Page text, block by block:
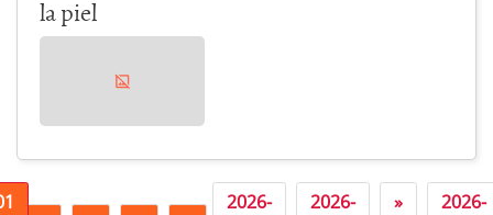
la piel
2026-
2026-
»
2026-